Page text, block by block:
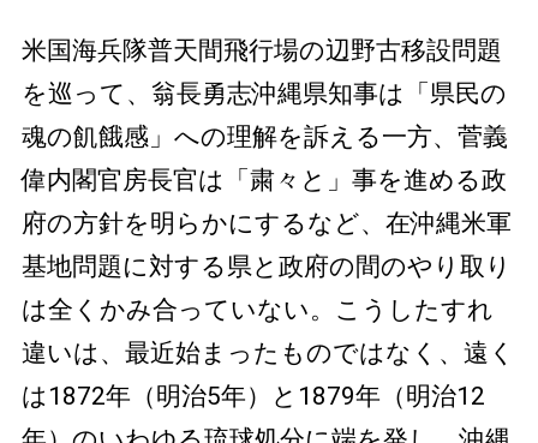
米国海兵隊普天間飛行場の辺野古移設問題
を巡って、翁長勇志沖縄県知事は「県民の
魂の飢餓感」への理解を訴える一方、菅義
偉内閣官房長官は「粛々と」事を進める政
府の方針を明らかにするなど、在沖縄米軍
基地問題に対する県と政府の間のやり取り
は全くかみ合っていない。こうしたすれ
違いは、最近始まったものではなく、遠く
は1872年（明治5年）と1879年（明治12